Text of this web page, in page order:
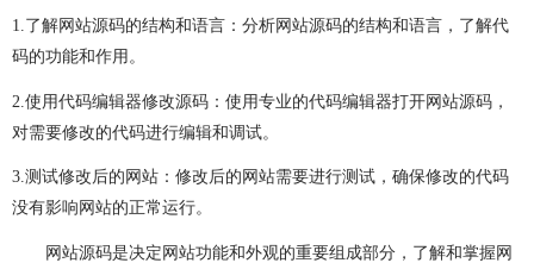
1.了解网站源码的结构和语言：分析网站源码的结构和语言，了解代
码的功能和作用。
2. 使用代码编辑器修改源码：使用专业的代码编辑器打开网站源码，
对需要修改的代码进行编辑和调试。
3.测试修改后的网站：修改后的网站需要进行测试，确保修改的代码
没有影响网站的正常运行。
网站源码是决定网站功能和外观的重要组成部分，了解和掌握网